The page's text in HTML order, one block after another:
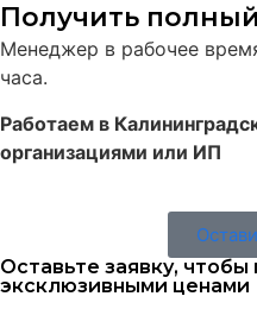
Получить
Менеджер в рабочее
часа.
Работаем в
организациями или ИП
Оставьте заявку,
эксклюзивными ценами